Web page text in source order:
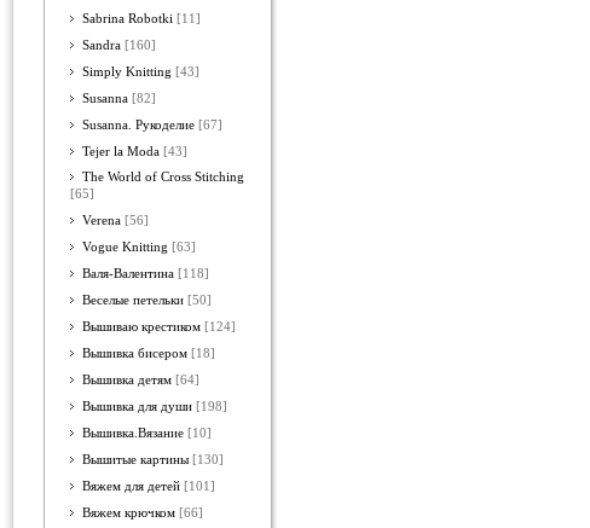
Sabrina Robotki [11]
Sandra [160]
Simply Knitting [43]
Susanna [82]
Susanna. Рукоделие [67]
Tejer la Moda [43]
The World of Cross Stitching
[65]
Verena [56]
Vogue Knitting [63]
Валя-Валентина [118]
Веселые петельки [50]
Вышиваю крестиком [124]
Вышивка бисером [18]
Вышивка детям [64]
Вышивка для души [198]
Вышивка.Вязание [10]
Вышитые картины [130]
Вяжем для детей [101]
Вяжем крючком [66]